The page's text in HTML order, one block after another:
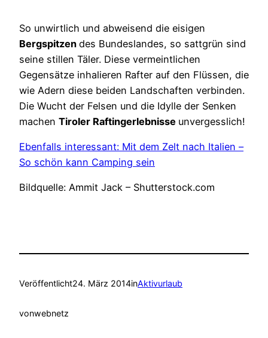
So unwirtlich und abweisend die eisigen
Bergspitzen des Bundeslandes, so sattgrün sind
seine stillen Täler. Diese vermeintlichen
Gegensätze inhalieren Rafter auf den Flüssen, die
wie Adern diese beiden Landschaften verbinden.
Die Wucht der Felsen und die Idylle der Senken
machen Tiroler Raftingerlebnisse unvergesslich!
Ebenfalls interessant: Mit dem Zelt nach Italien –
So schön kann Camping sein
Bildquelle: Ammit Jack – Shutterstock.com
Veröffentlicht24. März 2014inAktivurlaub
vonwebnetz